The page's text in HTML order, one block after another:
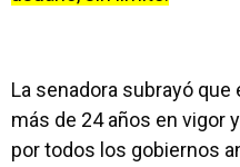
La senadora subrayó que
más de 24 años en vigor
por todos los gobiernos